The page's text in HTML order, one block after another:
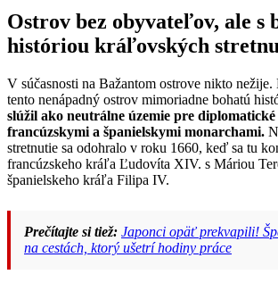
Ostrov bez obyvateľov, ale s
históriou kráľovských
V súčasnosti na Bažantom ostrove nikto nežije.
tento nenápadný ostrov mimoriadne bohatú
slúžil ako neutrálne územie pre
francúzskymi a španielskymi monarchami.
stretnutie sa odohralo v roku 1660, keď sa tu
francúzskeho kráľa Ľudovíta XIV. s Máriou
španielskeho kráľa Filipa IV.
Prečítajte si tiež: Japonci opäť prekvapili!
na cestách, ktorý ušetrí hodiny práce